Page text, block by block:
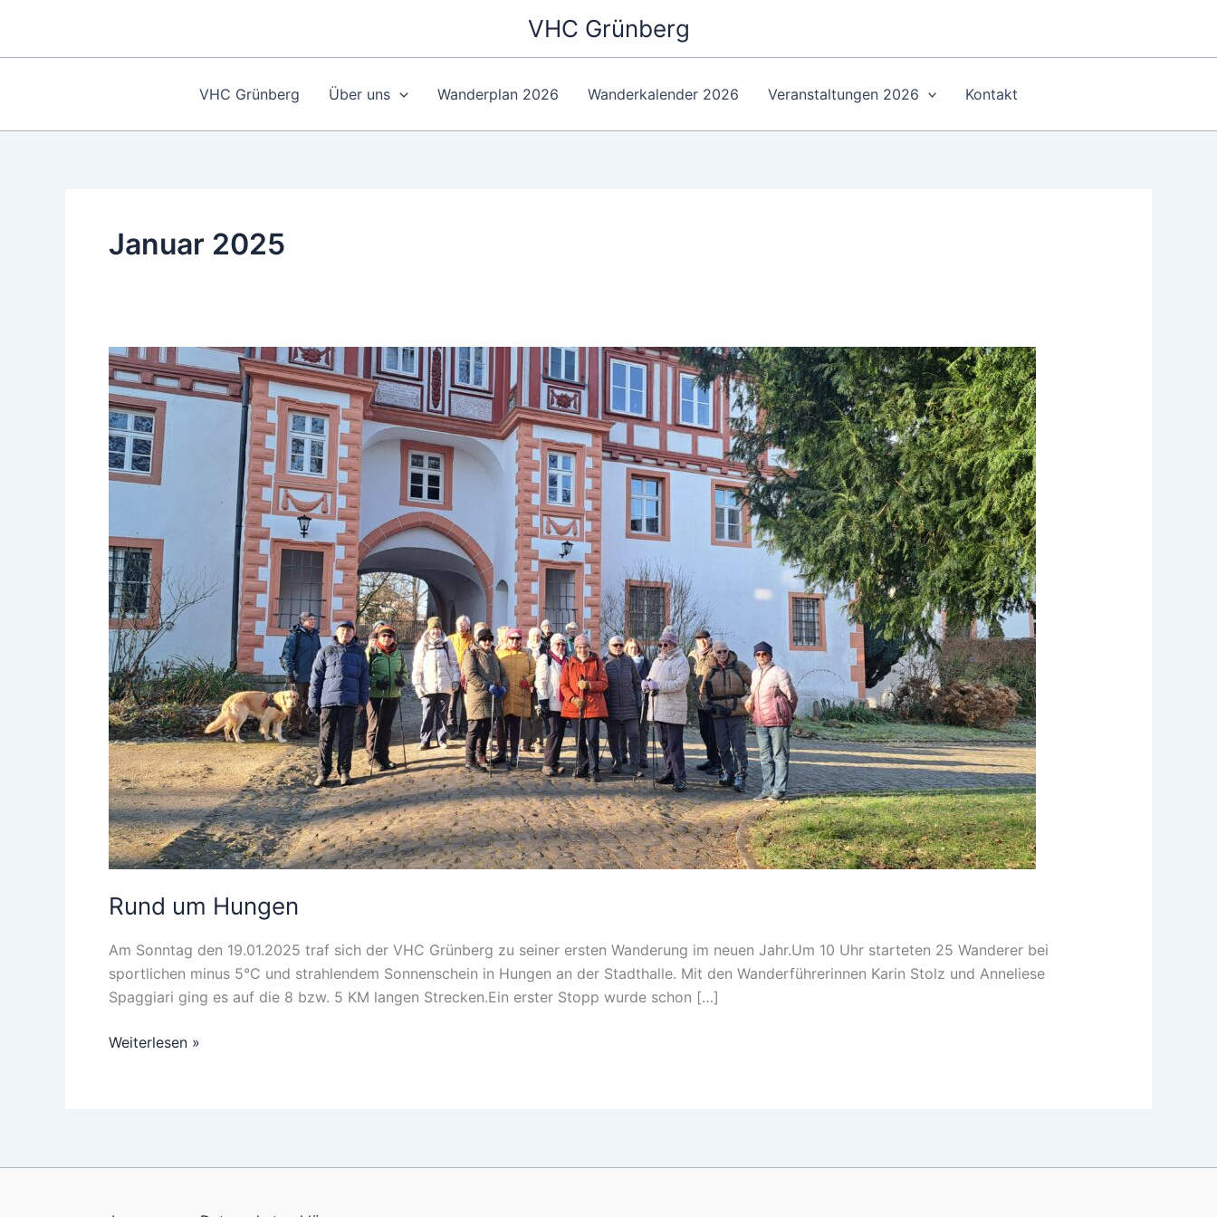
springen
VHC Grünberg
VHC Grünberg Über uns Wanderplan 2026 Wanderkalender 2026 Veranstaltungen 2026 Kontakt
Januar 2025
Rund um Hungen
Am Sonntag den 19.01.2025 traf sich der VHC Grünberg zu seiner ersten Wanderung im neuen Jahr.Um 10 Uhr starteten 25 Wanderer bei
sportlichen minus 5°C und strahlendem Sonnenschein in Hungen an der Stadthalle. Mit den Wanderführerinnen Karin Stolz und Anneliese
Spaggiari ging es auf die 8 bzw. 5 KM langen Strecken.Ein erster Stopp wurde schon […]
Rund
Weiterlesen »